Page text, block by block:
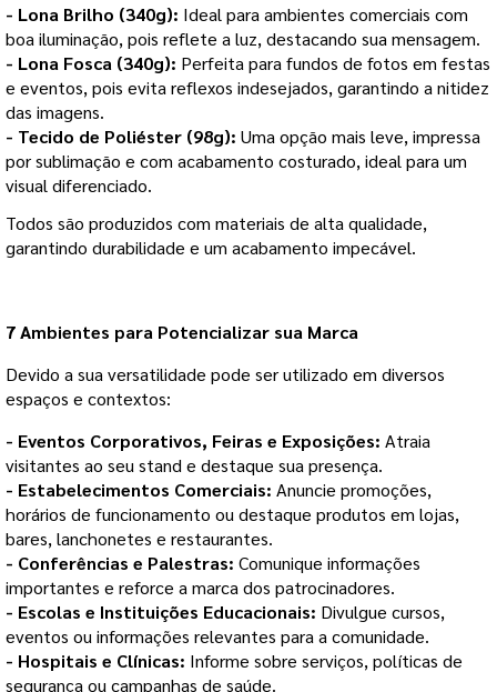
- Lona Brilho (340g): Ideal para ambientes comerciais com
boa iluminação, pois reflete a luz, destacando sua mensagem.
- Lona Fosca (340g): Perfeita para fundos de fotos em festas
e eventos, pois evita reflexos indesejados, garantindo a nitidez
das imagens.
- Tecido de Poliéster (98g): Uma opção mais leve, impressa
por sublimação e com acabamento costurado, ideal para um
visual diferenciado.
Todos são produzidos com materiais de alta qualidade,
garantindo durabilidade e um acabamento impecável.
7 Ambientes para Potencializar sua Marca
Devido a sua versatilidade pode ser utilizado em diversos
espaços e contextos:
- Eventos Corporativos, Feiras e Exposições: Atraia
visitantes ao seu stand e destaque sua presença.
- Estabelecimentos Comerciais: Anuncie promoções,
horários de funcionamento ou destaque produtos em lojas,
bares, lanchonetes e restaurantes.
- Conferências e Palestras: Comunique informações
importantes e reforce a marca dos patrocinadores.
- Escolas e Instituições Educacionais: Divulgue cursos,
eventos ou informações relevantes para a comunidade.
- Hospitais e Clínicas: Informe sobre serviços, políticas de
segurança ou campanhas de saúde.